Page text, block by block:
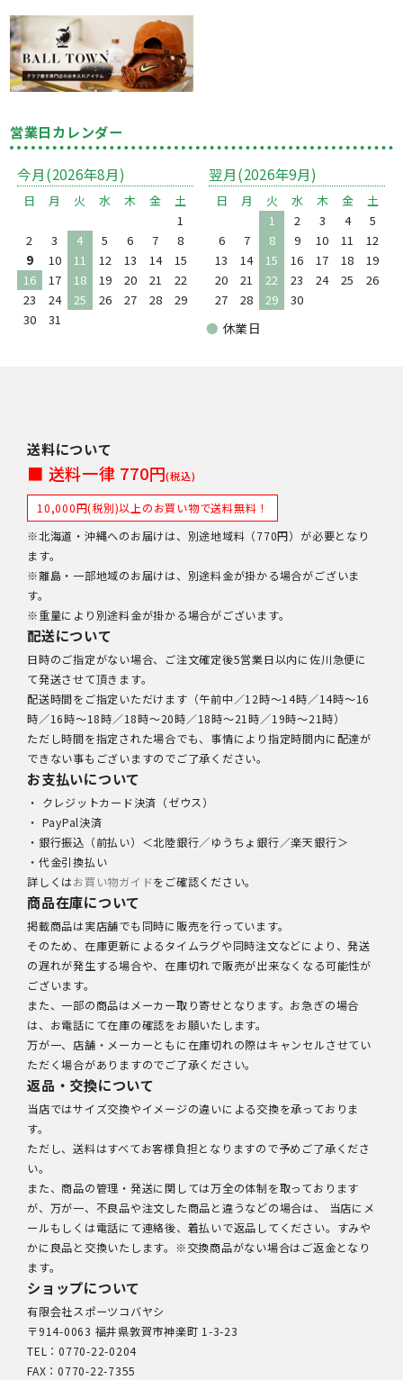
営業日カレンダー
今月(2026年8月)
日 月 火 水 木 金
土
1
2
3 4 5 6 7
8
9
10 11 12 13 14
15
16
17 18 19 20 21
22
23
24 25 26 27 28
29
30
31
翌月(2026年9月)
日 月 火 水 木 金
土
1
2 3 4
5
6
7 8 9 10 11
12
13
14 15 16 17 18
19
20
21 22 23 24 25
26
27
28 29 30
● 休業日
送料について
■ 送料一律 770円(税込)
10,000円(税別)以上のお買い物で送料無料！
※北海道・沖縄へのお届けは、別途地域料（770円）が必要となり
ます。
※離島・一部地域のお届けは、別途料金が掛かる場合がございま
す。
※重量により別途料金が掛かる場合がございます。
配送について
日時のご指定がない場合、ご注文確定後5営業日以内に佐川急便に
て発送させて頂きます。
配送時間をご指定いただけます（午前中／12時～14時／14時～16
時／16時～18時／18時～20時／18時～21時／19時～21時）
ただし時間を指定された場合でも、事情により指定時間内に配達が
できない事もございますのでご了承ください。
お支払いについて
・ クレジットカード決済（ゼウス）
・ PayPal決済
・銀行振込（前払い）＜北陸銀行／ゆうちょ銀行／楽天銀行＞
・代金引換払い
詳しくはお買い物ガイドをご確認ください。
商品在庫について
掲載商品は実店舗でも同時に販売を行っています。
そのため、在庫更新によるタイムラグや同時注文などにより、発送
の遅れが発生する場合や、在庫切れで販売が出来なくなる可能性が
ございます。
また、一部の商品はメーカー取り寄せとなります。お急ぎの場合
は、お電話にて在庫の確認をお願いたします。
万が一、店舗・メーカーともに在庫切れの際はキャンセルさせてい
ただく場合がありますのでご了承ください。
返品・交換について
当店ではサイズ交換やイメージの違いによる交換を承っておりま
す。
ただし、送料はすべてお客様負担となりますので予めご了承くださ
い。
また、商品の管理・発送に関しては万全の体制を取っております
が、万が一、不良品や注文した商品と違うなどの場合は、 当店にメ
ールもしくは電話にて連絡後、着払いで返品してください。すみや
かに良品と交換いたします。※交換商品がない場合はご返金となり
ます。
ショップについて
有限会社スポーツコバヤシ
〒914-0063 福井県敦賀市神楽町 1-3-23
TEL：0770-22-0204
FAX：0770-22-7355